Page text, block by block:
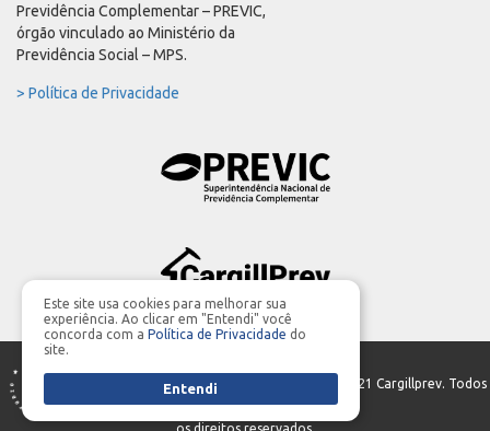
Previdência Complementar – PREVIC,
órgão vinculado ao Ministério da
Previdência Social – MPS.
> Política de Privacidade
PRODUÇÃO GERAL | Parceria: - ©2021 Cargillprev. Todos
Este site usa cookies para melhorar sua
experiência. Ao clicar em "Entendi" você
concorda com a Política de Privacidade do
site.
Entendi